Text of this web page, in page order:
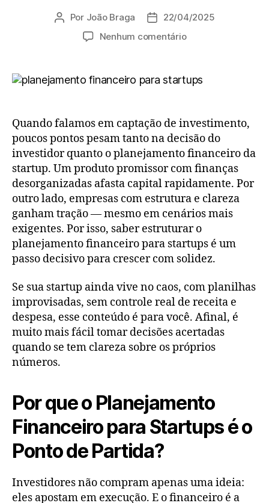
Por João Braga
22/04/2025
Nenhum comentário
Quando falamos em captação de investimento,
poucos pontos pesam tanto na decisão do
investidor quanto o planejamento financeiro da
startup. Um produto promissor com finanças
desorganizadas afasta capital rapidamente. Por
outro lado, empresas com estrutura e clareza
ganham tração — mesmo em cenários mais
exigentes. Por isso, saber estruturar o
planejamento financeiro para startups é um
passo decisivo para crescer com solidez.
Se sua startup ainda vive no caos, com planilhas
improvisadas, sem controle real de receita e
despesa, esse conteúdo é para você. Afinal, é
muito mais fácil tomar decisões acertadas
quando se tem clareza sobre os próprios
números.
Por que o Planejamento
Financeiro para Startups é o
Ponto de Partida?
Investidores não compram apenas uma ideia:
eles apostam em execução. E o financeiro é a